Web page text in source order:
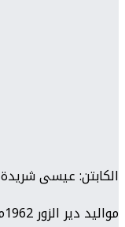
الكابتن: عيسى
مواليد دير الزور 1962م